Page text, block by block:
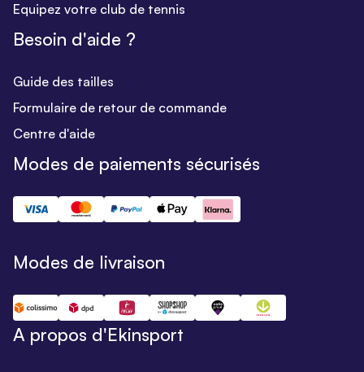
Equipez votre club de tennis
Besoin d'aide ?
Guide des tailles
Formulaire de retour de commande
Centre d'aide
Modes de paiements sécurisés
Modes de livraison
A propos d'Ekinsport